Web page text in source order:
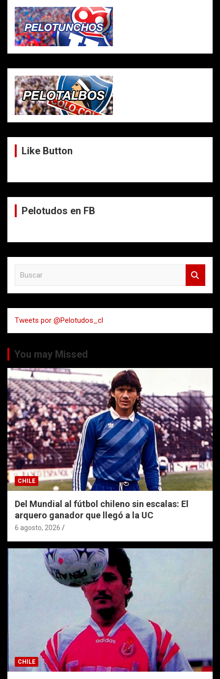
Like Button
Pelotudos en FB
a
rTweets por @Pelotudos_cl
You may Missed
CHILE
Del Mundial al fútbol chileno sin escalas: El
arquero ganador que llegó a la UC
6 agosto, 2026
CHILE